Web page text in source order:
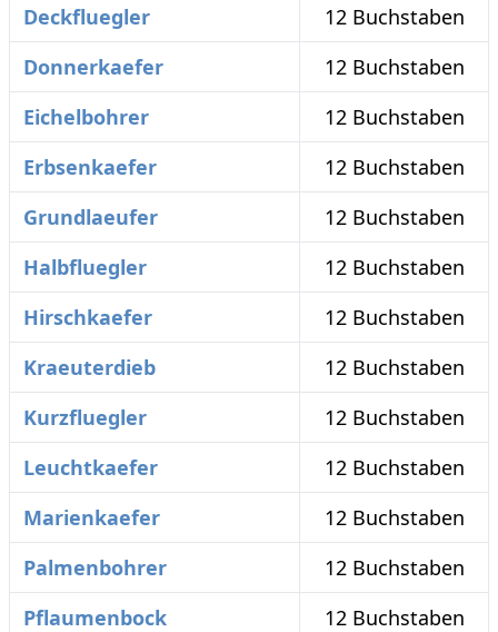
Deckfluegler
12 Buchstaben
Donnerkaefer
12 Buchstaben
Eichelbohrer
12 Buchstaben
Erbsenkaefer
12 Buchstaben
Grundlaeufer
12 Buchstaben
Halbfluegler
12 Buchstaben
Hirschkaefer
12 Buchstaben
Kraeuterdieb
12 Buchstaben
Kurzfluegler
12 Buchstaben
Leuchtkaefer
12 Buchstaben
Marienkaefer
12 Buchstaben
Palmenbohrer
12 Buchstaben
Pflaumenbock
12 Buchstaben